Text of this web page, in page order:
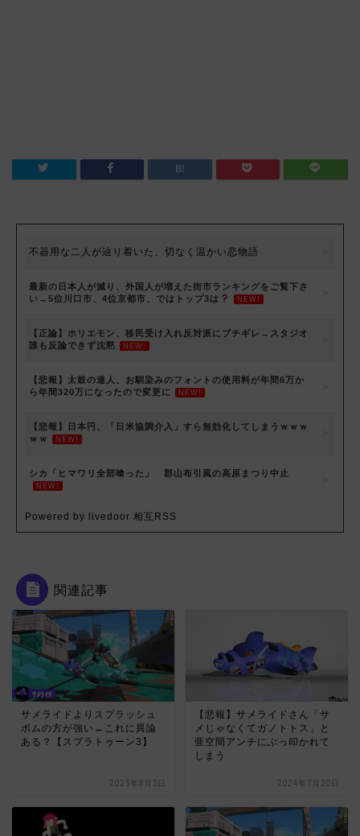
不器用な二人が辿り着いた、切なく温かい恋物語
最新の日本人が減り、外国人が増えた街市ランキングをご覧下さ
い→5位川口市、4位京都市、ではトップ3は
NEW!
【正論】ホリエモン、移民受け入れ反対派にブチギレ→スタジオ
誰も反論できず沈黙
NEW!
【悲報】太鼓の達人、お馴染みのフォントの使用料が年間6万か
ら年間320万になったので変更に
NEW!
【悲報】日本円、「日米協調介入」すら無効化してしまうｗｗｗ
ｗｗ
NEW!
シカ「ヒマワリ全部喰った」 郡山布引風の高原まつり中止
NEW!
Powered by livedoor 相互RSS
関連記事
サメライドよりスプラッシュ
ボムの方が強い←これに異論
ある？【スプラトゥーン3】
2023年8月3日
【悲報】サメライドさん「サ
メじゃなくてガノトトス」と
亜空間アンチにぶっ叩かれて
しまう
2024年7月20日